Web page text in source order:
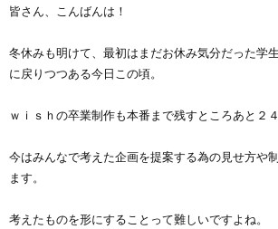
皆さん、こんばんは！
冬休みも明けて、最初はまだお休み気分だった学
に戻りつつある今日この頃。
ｗｉｓｈの卒業制作も本番まで残すところあと２
今はみんなで考えた企画を提案する為の見せ方や
ます。
考えたものを形にすることって難しいですよね。